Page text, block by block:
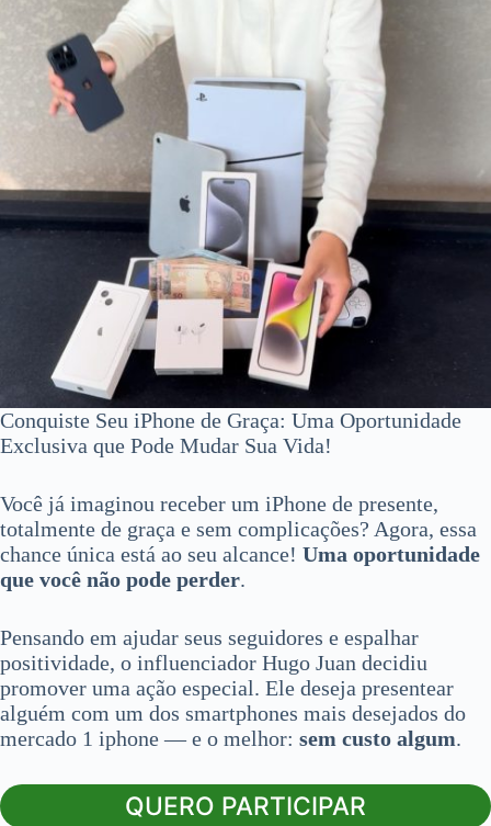
Conquiste Seu iPhone de Graça: Uma Oportunidade
Exclusiva que Pode Mudar Sua Vida!
Você já imaginou receber um iPhone de presente,
totalmente de graça e sem complicações? Agora, essa
chance única está ao seu alcance! Uma oportunidade
que você não pode perder.
Pensando em ajudar seus seguidores e espalhar
positividade, o influenciador Hugo Juan decidiu
promover uma ação especial. Ele deseja presentear
alguém com um dos smartphones mais desejados do
mercado 1 iphone — e o melhor: sem custo algum.
QUERO PARTICIPAR